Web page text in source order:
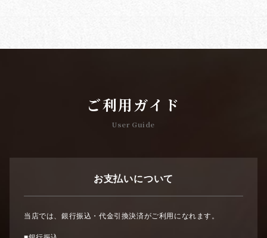
ご利用ガイド
User Guide
お支払いについて
当店では、銀行振込・代金引換決済がご利用になれます。